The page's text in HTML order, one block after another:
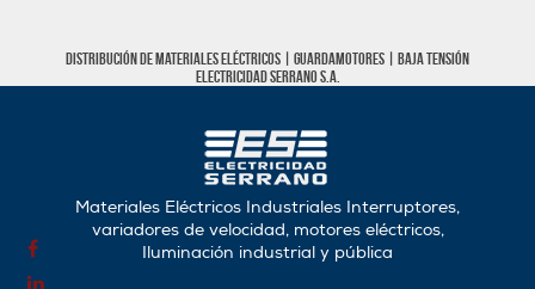
Distribución de materiales eléctricos | Guardamotores | Baja tensión
Electricidad Serrano S.A.
Materiales Eléctricos Industriales Interruptores,
variadores de velocidad, motores eléctricos,
Iluminación industrial y pública